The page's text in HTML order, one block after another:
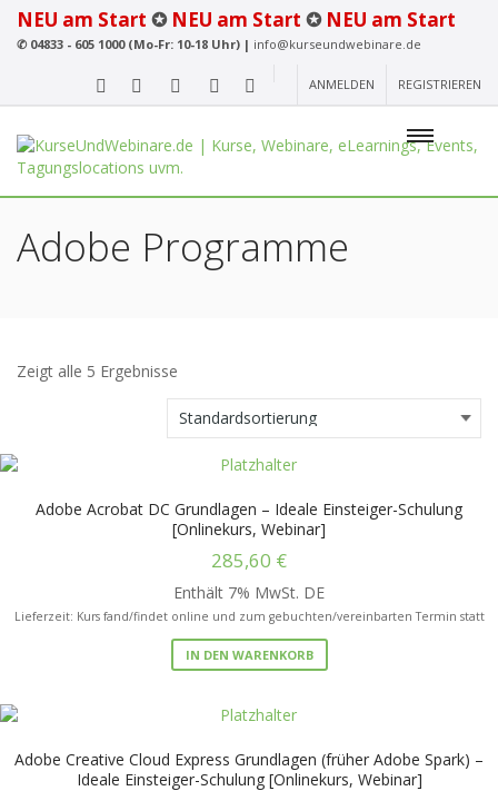
NEU am Start ✪ NEU am Start ✪ NEU am Start
✆04833 - 605 1000 (Mo-Fr: 10-18 Uhr) | info@kurseundwebinare.de
ANMELDEN REGISTRIEREN
Adobe Programme
Zeigt alle 5 Ergebnisse
Adobe Acrobat DC Grundlagen – Ideale Einsteiger-Schulung
[Onlinekurs, Webinar]
285,60 €
Enthält 7% MwSt. DE
Lieferzeit: Kurs fand/findet online und zum gebuchten/vereinbarten Termin statt
IN DEN WARENKORB
Adobe Creative Cloud Express Grundlagen (früher Adobe Spark) –
Ideale Einsteiger-Schulung [Onlinekurs, Webinar]